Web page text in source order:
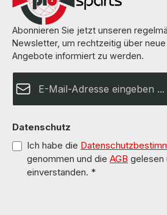
Abonnieren Sie jetzt unseren
Newsletter, um rechtzeitig über
Angebote informiert zu werden.
Datenschutz
Ich habe die
genommen und die AGB gelesen
einverstanden. *